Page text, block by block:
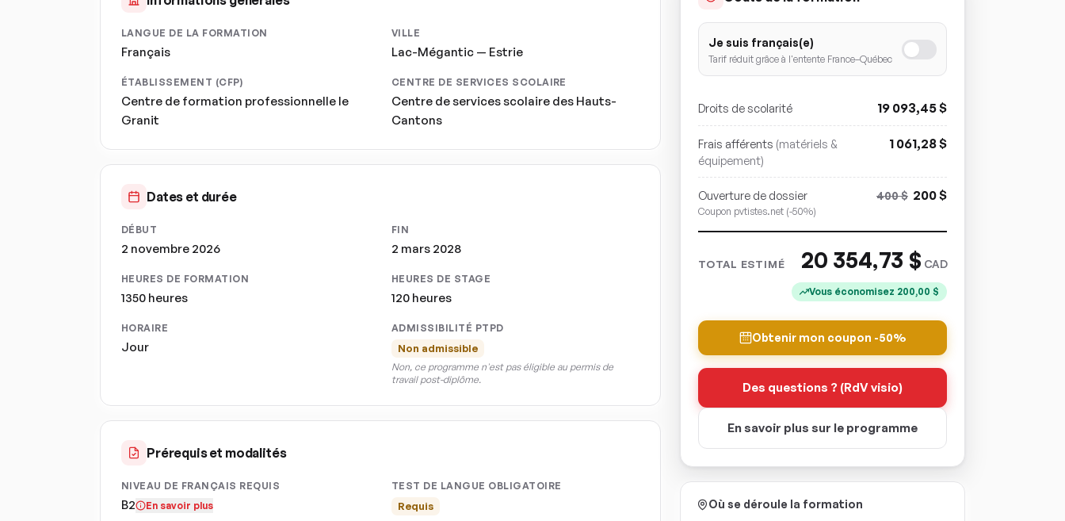
LANGUE DE LA FORMATION
Français
VILLE
Lac-Mégantic — Estrie
ÉTABLISSEMENT (CFP)
Centre de formation professionnelle le
Granit
CENTRE DE SERVICES SCOLAIRE
Centre de services scolaire des Hauts-
Cantons
Dates et durée
DÉBUT
2 novembre 2026
FIN
2 mars 2028
HEURES DE FORMATION
1350 heures
HEURES DE STAGE
120 heures
HORAIRE
Jour
ADMISSIBILITÉ PTPD
Non admissible
Non, ce programme n'est pas éligible au permis de
travail post-diplôme.
Prérequis et modalités
NIVEAU DE FRANÇAIS REQUIS
B2 En savoir plus
TEST DE LANGUE OBLIGATOIRE
Requis
Je suis français(e)
Tarif réduit grâce à l'entente France–Québec
Droits de scolarité 19 093,45$
Frais afférents (matériels &
équipement)
1 061,28$
Ouverture de dossier
Coupon pvtistes.net (-50%)
400$ 200$
TOTAL ESTIMÉ 20 354,73 $ CAD
Vous économisez 200,00 $
Obtenir mon coupon -50%
Des questions ? (RdV visio)
En savoir plus sur le programme
Où se déroule la formation